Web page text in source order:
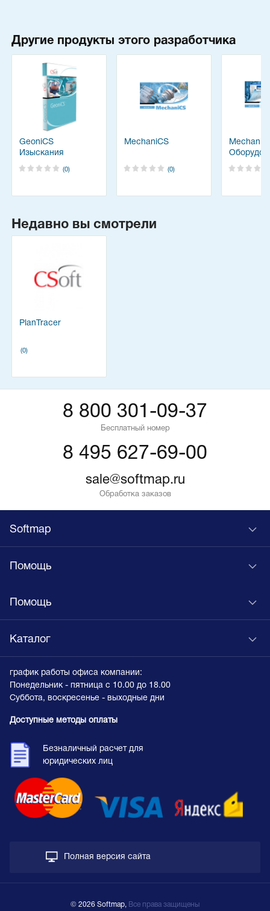
Другие продукты этого разработчика
GeoniCS
Изыскания
(0)
MechaniCS
(0)
Недавно вы смотрели
PlanTracer
(0)
8 800 301-09-37
Бесплатный номер
8 495 627-69-00
sale@softmap.ru
Обработка заказов
Softmap
Помощь
Помощь
Каталог
график работы офиса компании:
Понедельник - пятница с 10.00 до 18.00
Суббота, воскресенье - выходные дни
Доступные методы оплаты
Безналичный расчет для
юридических лиц
Полная версия сайта
© 2026 Softmap, Все права защищены